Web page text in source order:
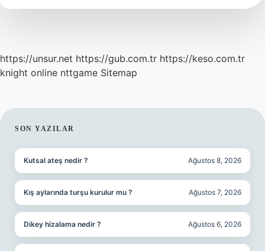
https://unsur.net https://gub.com.tr https://keso.com.tr
knight online nttgame Sitemap
SIDEBAR
SON YAZILAR
Kutsal ateş nedir ? Ağustos 8, 2026
Kış aylarında turşu kurulur mu ? Ağustos 7, 2026
Dikey hizalama nedir ? Ağustos 6, 2026